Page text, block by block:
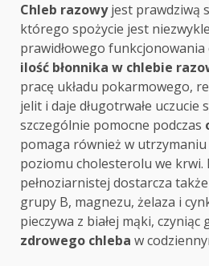
Chleb razowyjest prawdziwą
którego spożycie jest
prawidłowego
ilość błonnika w chlebie
pracę układu pokarmowego,
jelit i daje długotrwałe uczucie
szczególnie pomocne podczas
pomaga również w utrzymaniu
poziomu cholesterolu we krwi.
pełnoziarnistej dostarcza
grupy B, magnezu, żelaza i
pieczywa z białej mąki,
zdrowego chleba w